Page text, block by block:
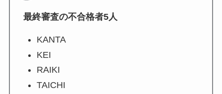
最終審査の不合格者5人
KANTA
KEI
RAIKI
TAICHI